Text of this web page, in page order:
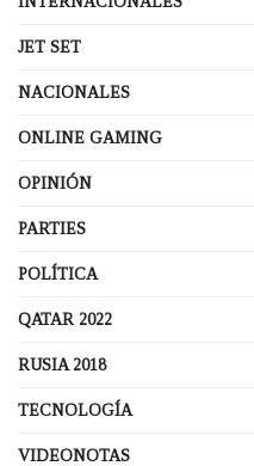
JET SET
NACIONALES
ONLINE GAMING
OPINIÓN
PARTIES
POLÍTICA
QATAR 2022
RUSIA 2018
TECNOLOGÍA
VIDEONOTAS